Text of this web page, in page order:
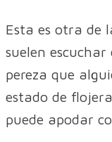
Esta es otra de
suelen escuchar
pereza que
estado de
puede apodar